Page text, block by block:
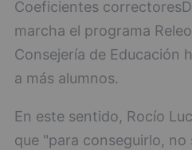
Coeficientes
marcha el programa
Consejería de Educación
a más alumnos.
En este sentido, Rocío
que "para conseguirlo, no